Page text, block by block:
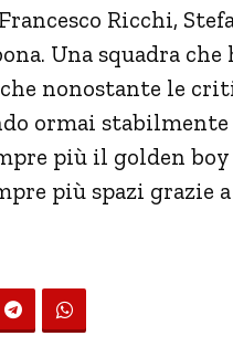
Ricchi,
Una squadra
nonostante le
ormai
più il golden
più spazi grazie